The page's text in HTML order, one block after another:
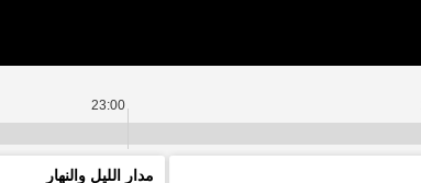
23:00
مدار الليل والنهار